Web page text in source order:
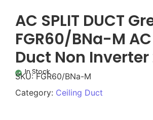
AC SPLIT DUCT
FGR60/BNa-M
Duct Non Inverter
In Stock
SKU:FGR60/BNa-M
Category: Ceiling Duct